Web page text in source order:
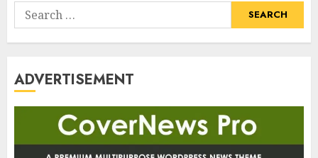
Search
for:
ADVERTISEMENT